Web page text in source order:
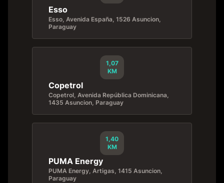
Esso
Esso, Avenida España, 1526 Asuncion,
Paraguay
1,07
KM
Copetrol
Copetrol, Avenida República Dominicana,
1435 Asuncion, Paraguay
1,40
KM
PUMA Energy
PUMA Energy, Artigas, 1415 Asuncion,
Paraguay